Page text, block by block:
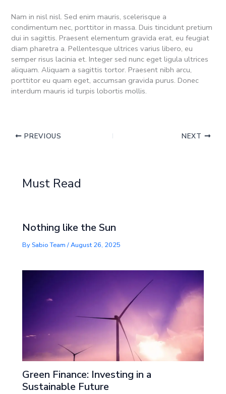
Nam in nisl nisl. Sed enim mauris, scelerisque a
condimentum nec, porttitor in massa. Duis tincidunt pretium
dui in sagittis. Praesent elementum gravida erat, eu feugiat
diam pharetra a. Pellentesque ultrices varius libero, eu
semper risus lacinia et. Integer sed nunc eget ligula ultrices
aliquam. Aliquam a sagittis tortor. Praesent nibh arcu,
porttitor eu quam eget, accumsan gravida purus. Donec
interdum mauris id turpis lobortis mollis.
PREVIOUS NEXT
Must Read
Nothing like the Sun
By Sabio Team/August 26, 2025
Green Finance: Investing in a
Sustainable Future